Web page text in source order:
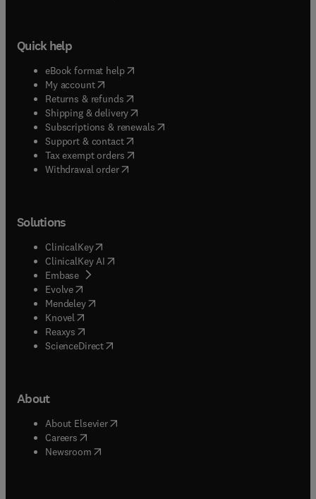
Quick help
eBook format help( opens in new tab/window
My account( opens in new tab/window
Returns & refunds( opens in new tab/window
Shipping & delivery(opens in new tab/window
Subscriptions & renewals( opens in new tab/window
Support & contact( opens in new tab/window
Tax exempt orders( opens in new tab/window
Withdrawal order
Solutions
ClinicalKey(opens in new tab/window
ClinicalKey AI opens in new tab/window
Embase( opens in new tab/window
Evolve(opens in new tab/window
Mendeley( opens in new tab/window
Knovel (opens in new tab/window
Reaxys (opens in new tab/window
ScienceDirect(opens in new tab/window
About
About Elsevier( opens in new tab/window
Careers opens in new tab/window
Newsroom( opens in new tab/window